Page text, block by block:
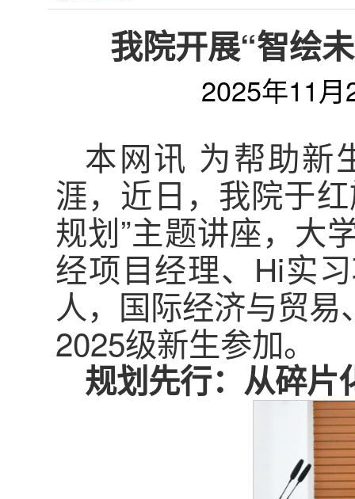
我院开展“智绘
2025年11
本网讯 为帮助新
涯，近日，我院于
规划”主题讲座，大
经项目经理、Hi实
人，国际经济与贸
2025级新生参加。
规划先行：从碎片